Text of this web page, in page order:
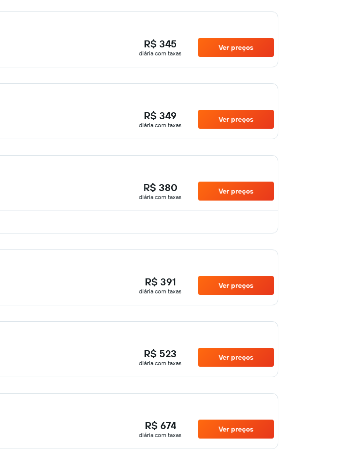
R$ 345
diária com taxas
Ver preços
R$ 349
diária com taxas
Ver preços
R$ 380
diária com taxas
Ver preços
R$ 391
diária com taxas
Ver preços
R$ 523
diária com taxas
Ver preços
R$ 674
diária com taxas
Ver preços